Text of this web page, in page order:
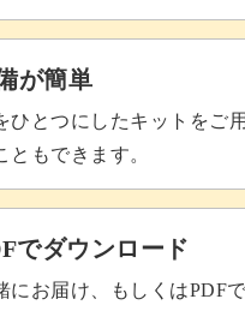
が簡単
とつにしたキットをご用
もできます。
でダウンロード
お届け、もしくはPDF